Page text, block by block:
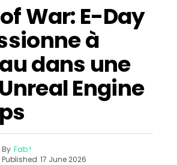
War: E-Day
à
dans une
Engine
By Fab !
Published 17 June 2026